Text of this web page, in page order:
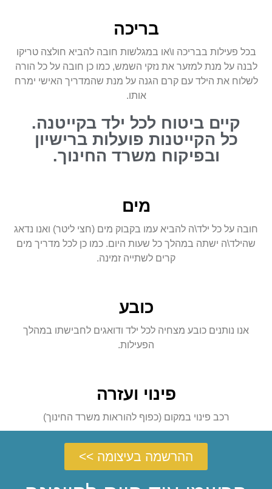
בריכה
בכל פעילות בבריכה ו\או במגלשות חובה להביא חולצה טריקו
לבנה על מנת למזער את נזקי השמש, כמו כן חובה על כל הורה
לשלוח את הילד עם קרם הגנה על מנת שהמדריך האישי ימרח
אותו.
קיים ביטוח לכל ילד בקייטנה.
כל הקייטנות פועלות ברישיון
ובפיקוח משרד החינוך.
מים
חובה על כל ילד\ה להביא עמו בקבוק מים (חצי ליטר) ואנו נדאג
שהילד\ה ישתה במהלך כל שעות היום. כמו כן לכל מדריך מים
קרים לשתייה זמינה.
כובע
אנו נותנים כובע מצחיה לכל ילד ודואגים לחבישתו במהלך
הפעילות.
פינוי ועזרה
רכב פינוי במקום (כפוף להוראות משרד החינוך)
ההרשמה בעיצומה >>